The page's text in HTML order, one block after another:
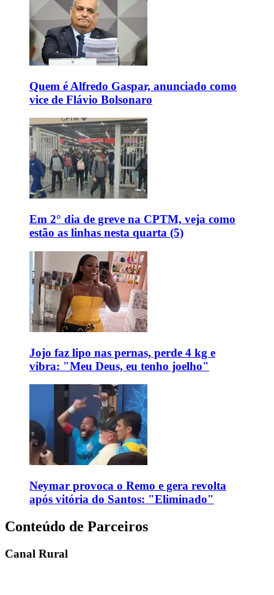
Quem é Alfredo Gaspar, anunciado como
vice de Flávio Bolsonaro
Em 2° dia de greve na CPTM, veja como
estão as linhas nesta quarta (5)
Jojo faz lipo nas pernas, perde 4 kg e
vibra: "Meu Deus, eu tenho joelho"
Neymar provoca o Remo e gera revolta
após vitória do Santos: "Eliminado"
Conteúdo de Parceiros
Canal Rural